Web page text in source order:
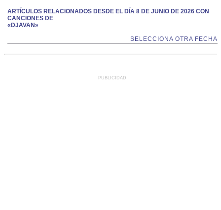
ARTÍCULOS RELACIONADOS DESDE EL DÍA 8 DE JUNIO DE 2026 CON
CANCIONES DE
«DJAVAN»
SELECCIONA OTRA FECHA
PUBLICIDAD